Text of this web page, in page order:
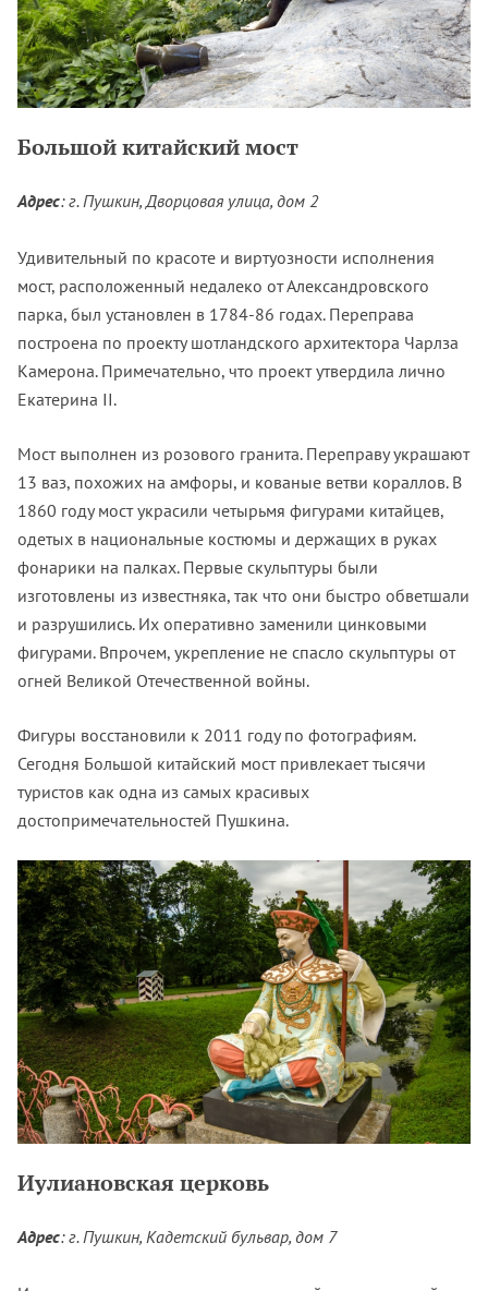
Большой китайский мост
Адрес: г. Пушкин, Дворцовая улица, дом 2
Удивительный по красоте и виртуозности исполнения
мост, расположенный недалеко от Александровского
парка, был установлен в 1784-86 годах. Переправа
построена по проекту шотландского архитектора Чарлза
Камерона. Примечательно, что проект утвердила лично
Екатерина II.
Мост выполнен из розового гранита. Переправу украшают
13 ваз, похожих на амфоры, и кованые ветви кораллов. В
1860 году мост украсили четырьмя фигурами китайцев,
одетых в национальные костюмы и держащих в руках
фонарики на палках. Первые скульптуры были
изготовлены из известняка, так что они быстро обветшали
и разрушились. Их оперативно заменили цинковыми
фигурами. Впрочем, укрепление не спасло скульптуры от
огней Великой Отечественной войны.
Фигуры восстановили к 2011 году по фотографиям.
Сегодня Большой китайский мост привлекает тысячи
туристов как одна из самых красивых
достопримечательностей Пушкина.
Иулиановская церковь
Адрес: г. Пушкин, Кадетский бульвар, дом 7